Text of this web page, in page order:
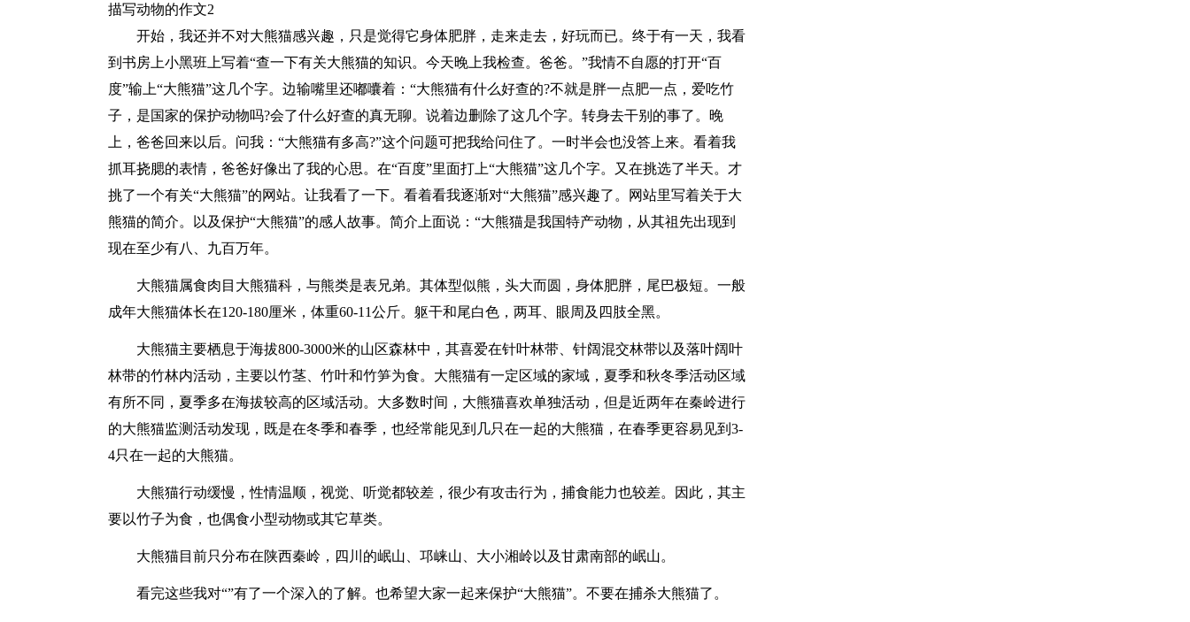
描写动物的作文2
开始，我还并不对大熊猫感兴趣，只是觉得它身体肥胖，走来走去，好玩而已。终于有一天，我看
到书房上小黑班上写着“查一下有关大熊猫的知识。今天晚上我检查。爸爸。”我情不自愿的打开“百
度”输上“大熊猫”这几个字。边输嘴里还嘟囔着：“大熊猫有什么好查的?不就是胖一点肥一点，爱吃竹
子，是国家的保护动物吗?会了什么好查的真无聊。说着边删除了这几个字。转身去干别的事了。晚
上，爸爸回来以后。问我：“大熊猫有多高?”这个问题可把我给问住了。一时半会也没答上来。看着我
抓耳挠腮的表情，爸爸好像出了我的心思。在“百度”里面打上“大熊猫”这几个字。又在挑选了半天。才
挑了一个有关“大熊猫”的网站。让我看了一下。看着看我逐渐对“大熊猫”感兴趣了。网站里写着关于大
熊猫的简介。以及保护“大熊猫”的感人故事。简介上面说：“大熊猫是我国特产动物，从其祖先出现到
现在至少有八、九百万年。
大熊猫属食肉目大熊猫科，与熊类是表兄弟。其体型似熊，头大而圆，身体肥胖，尾巴极短。一般
成年大熊猫体长在120-180厘米，体重60-11公斤。躯干和尾白色，两耳、眼周及四肢全黑。
大熊猫主要栖息于海拔800-3000米的山区森林中，其喜爱在针叶林带、针阔混交林带以及落叶阔叶
林带的竹林内活动，主要以竹茎、竹叶和竹笋为食。大熊猫有一定区域的家域，夏季和秋冬季活动区域
有所不同，夏季多在海拔较高的区域活动。大多数时间，大熊猫喜欢单独活动，但是近两年在秦岭进行
的大熊猫监测活动发现，既是在冬季和春季，也经常能见到几只在一起的大熊猫，在春季更容易见到3-
4只在一起的大熊猫。
大熊猫行动缓慢，性情温顺，视觉、听觉都较差，很少有攻击行为，捕食能力也较差。因此，其主
要以竹子为食，也偶食小型动物或其它草类。
大熊猫目前只分布在陕西秦岭，四川的岷山、邛崃山、大小湘岭以及甘肃南部的岷山。
看完这些我对“”有了一个深入的了解。也希望大家一起来保护“大熊猫”。不要在捕杀大熊猫了。